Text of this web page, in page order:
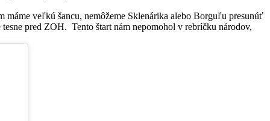
veľkú šancu, nemôžeme Sklenárika alebo Borguľu presunúť
pred ZOH. Tento štart nám nepomohol v rebríčku národov,